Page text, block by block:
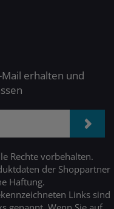
erhalten und
Rechte vorbehalten.
der Shoppartner
Haftung.
Links sind